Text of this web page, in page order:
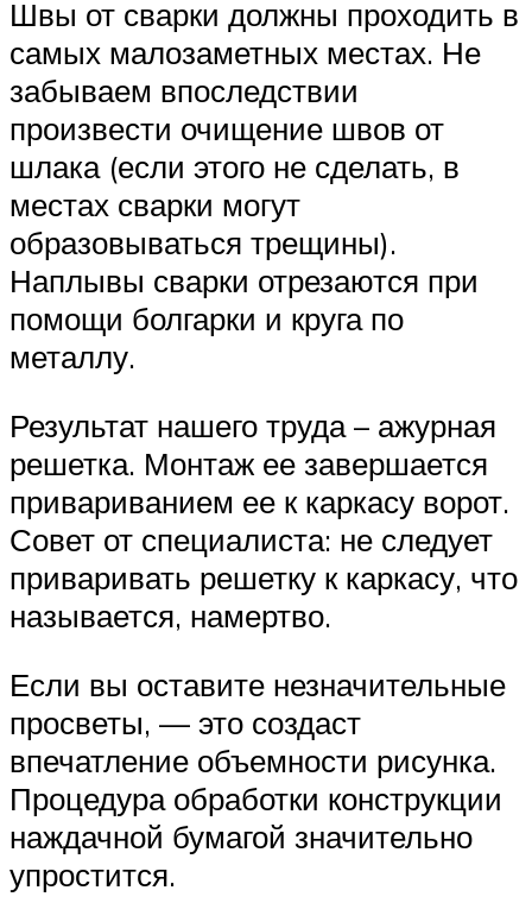
Швы от сварки должны проходить в
самых малозаметных местах. Не
забываем впоследствии
произвести очищение швов от
шлака (если этого не сделать, в
местах сварки могут
образовываться трещины).
Наплывы сварки отрезаются при
помощи болгарки и круга по
металлу.
Результат нашего труда – ажурная
решетка. Монтаж ее завершается
привариванием ее к каркасу ворот.
Совет от специалиста: не следует
приваривать решетку к каркасу, что
называется, намертво.
Если вы оставите незначительные
просветы, — это создаст
впечатление объемности рисунка.
Процедура обработки конструкции
наждачной бумагой значительно
упростится.